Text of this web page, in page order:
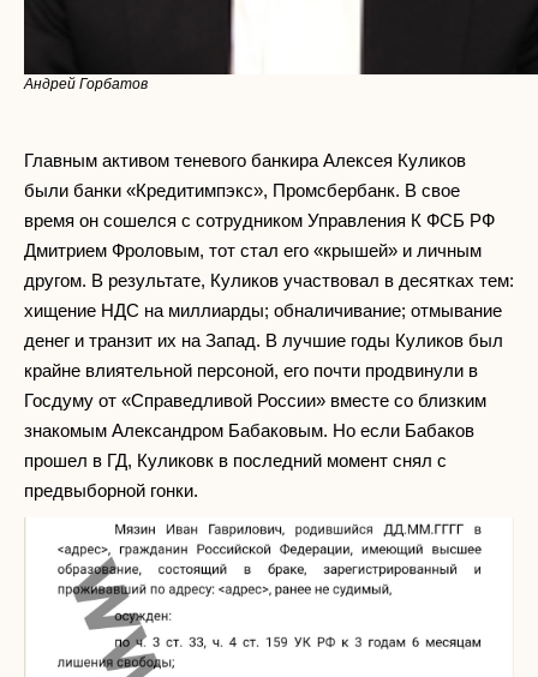
Андрей Горбатов
Главным активом теневого банкира Алексея Куликов
были банки «Кредитимпэкс», Промсбербанк. В свое
время он сошелся с сотрудником Управления К ФСБ РФ
Дмитрием Фроловым, тот стал его «крышей» и личным
другом. В результате, Куликов участвовал в десятках тем:
хищение НДС на миллиарды; обналичивание; отмывание
денег и транзит их на Запад. В лучшие годы Куликов был
крайне влиятельной персоной, его почти продвинули в
Госдуму от «Справедливой России» вместе со близким
знакомым Александром Бабаковым. Но если Бабаков
прошел в ГД, Куликовк в последний момент снял с
предвыборной гонки.